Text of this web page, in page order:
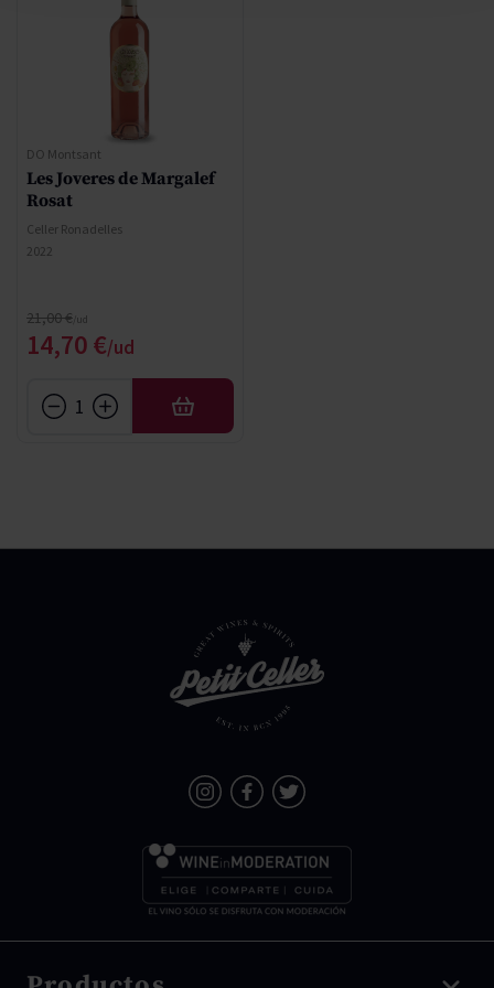
DO Montsant
Les Joveres de Margalef
Rosat
Celler Ronadelles
2022
Precio especial
14,70 €
Precio normal
21,00 €
AÑADIR